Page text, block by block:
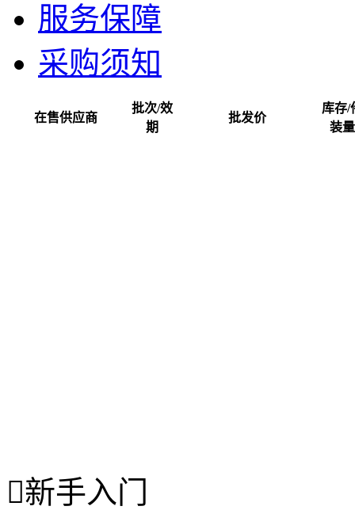
服务保障
采购须知
在售供应商
批次/效
期
批发价
库存/
装量
新手入门